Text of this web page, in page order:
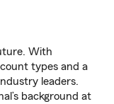
With
types and a
leaders.
background at